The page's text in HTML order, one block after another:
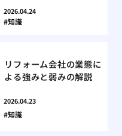
2026.04.24
知識
リフォーム会社の業態に
よる強みと弱みの解説
2026.04.23
知識